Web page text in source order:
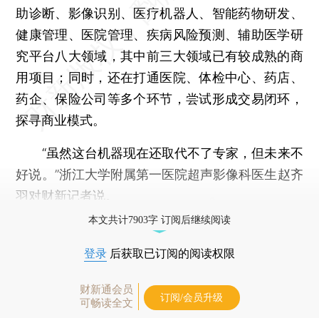
助诊断、影像识别、医疗机器人、智能药物研发、
健康管理、医院管理、疾病风险预测、辅助医学研
究平台八大领域，其中前三大领域已有较成熟的商
用项目；同时，还在打通医院、体检中心、药店、
药企、保险公司等多个环节，尝试形成交易闭环，
探寻商业模式。
“虽然这台机器现在还取代不了专家，但未来不
好说。”浙江大学附属第一医院超声影像科医生赵齐
羽对财新记者说。
本文共计7903字 订阅后继续阅读
登录 后获取已订阅的阅读权限
财新通会员
可畅读全文
订阅/会员升级